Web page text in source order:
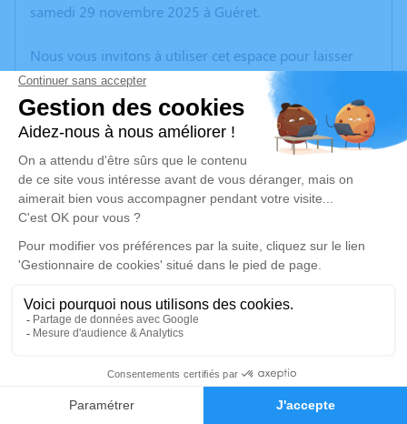
Faire-part Hommages
samedi 29 novembre 2025 à Guéret.
Nous vous invitons à utiliser cet espace pour laisser
vos condoléances, partager des photos souvenirs, une
anecdote ou exprimer vos pensées à travers des
poèmes ou des textes. Cet endroit est un lieu
d'expression dédié à honorer la mémoire de Monique
CARTON.
Un service de plantation d’arbre hommage est
disponible ici.
Je rends hommage
Cérémonie civile
Crématorium de Montluçon de Domérat
70 Avenue Ambroise Croizat